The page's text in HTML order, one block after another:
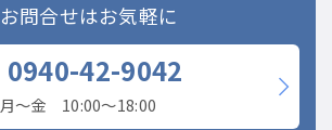
お問合せはお気軽に
0940-42-9042
月〜金 10:00〜18:00